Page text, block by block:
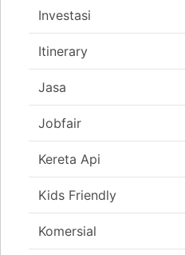
Investasi
Itinerary
Jasa
Jobfair
Kereta Api
Kids Friendly
Komersial